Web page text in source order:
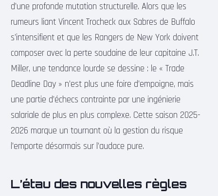
d’une profonde mutation structurelle. Alors que les
rumeurs liant Vincent Trocheck aux Sabres de Buffalo
s’intensifient et que les Rangers de New York doivent
composer avec la perte soudaine de leur capitaine J.T.
Miller, une tendance lourde se dessine : le « Trade
Deadline Day » n’est plus une foire d’empoigne, mais
une partie d’échecs contrainte par une ingénierie
salariale de plus en plus complexe. Cette saison 2025-
2026 marque un tournant où la gestion du risque
l’emporte désormais sur l’audace pure.
L’étau des nouvelles règles